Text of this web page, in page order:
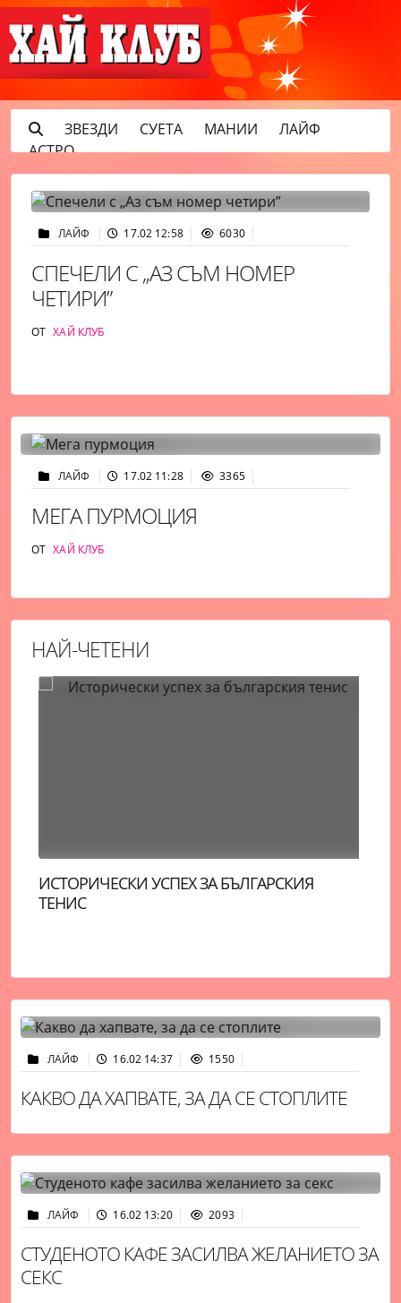
ЗВЕЗДИ СУЕТА МАНИИ
ЛАЙФ
АСТРО
ЛАЙФ 17.02 12:58 6030
СПЕЧЕЛИ С „АЗ СЪМ НОМЕР
ЧЕТИРИ”
ОТ ХАЙ КЛУБ
ЛАЙФ 17.02 11:28 3365
МЕГА ПУРМОЦИЯ
ОТ ХАЙ КЛУБ
НАЙ-ЧЕТЕНИ
ПЕРЕЗ ХИЛТЪН Е КОНТАКТЕН СЛЕД ОПИТА
СИ ЗА САМОУБИЙСТВО НА ЖИВО В TIKTOK
ЛАЙФ 16.02 14:37 1550
КАКВО ДА ХАПВАТЕ, ЗА ДА СЕ СТОПЛИТЕ
ЛАЙФ 16.02 13:20 2093
СТУДЕНОТО КАФЕ ЗАСИЛВА ЖЕЛАНИЕТО ЗА
СЕКС